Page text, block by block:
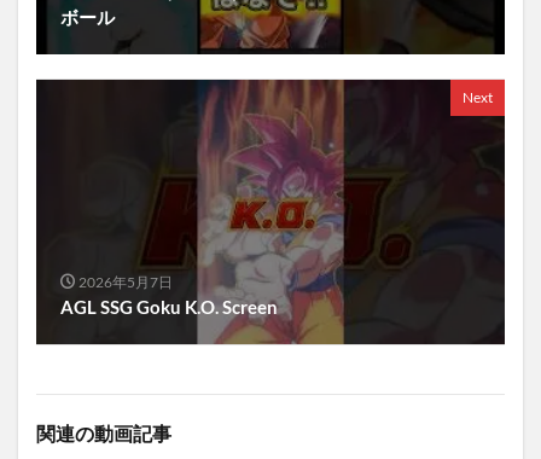
ボール
Next
2026年5月7日
AGL SSG Goku K.O. Screen
関連の動画記事